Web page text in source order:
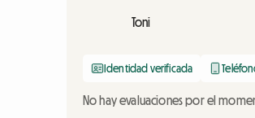
Toni
Identidad verificada
No hay evaluaciones por el